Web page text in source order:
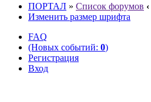
ПОРТАЛ » Список форумов ‹
Изменить размер шрифта
FAQ
(Новых событий: 0)
Регистрация
Вход